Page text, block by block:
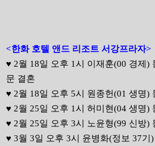
<한화 호텔 앤드 리조트 서강프라자>
♥ 2월 18일 오후 1시 이재훈(00 경제)
문 결혼
♥ 2월 18일 오후 5시 원종헌(01 생명)
♥ 2월 25일 오후 1시 허미현(04 생명)
♥ 2월 25일 오후 3시 노윤형(99 신방)
♥ 3월 3일 오후 3시 윤병화(정보 37기